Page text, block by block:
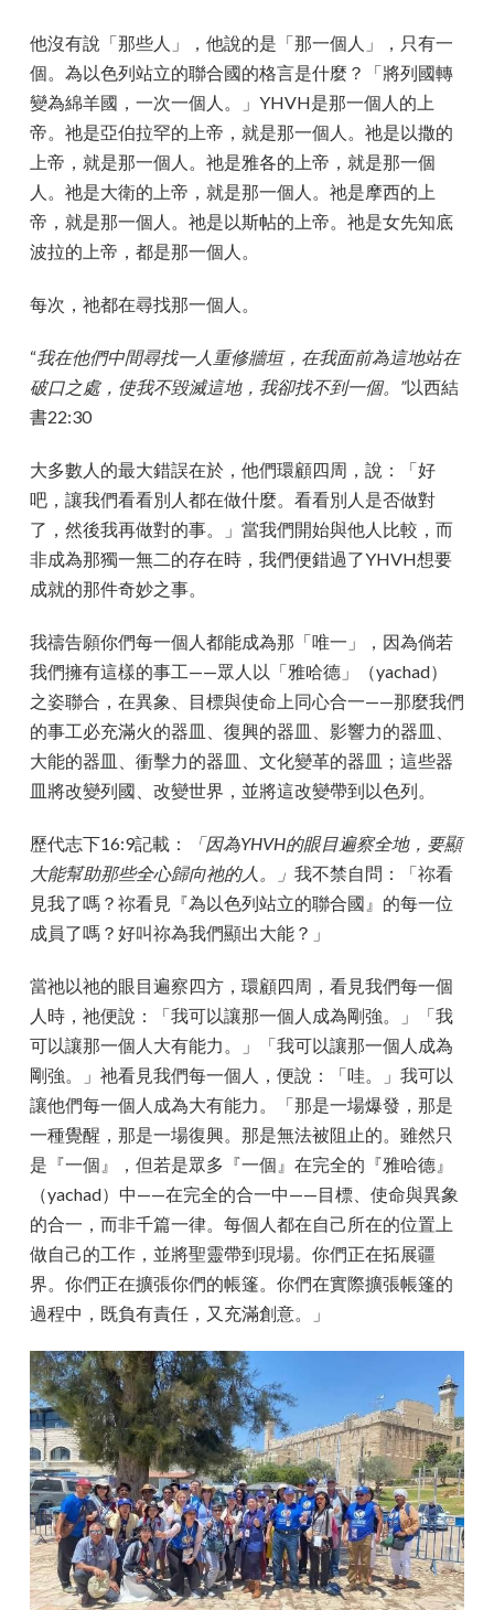
他沒有說「那些人」，他說的是「那一個人」，只有一
個。為以色列站立的聯合國的格言是什麼？「將列國轉
變為綿羊國，一次一個人。」YHVH是那一個人的上
帝。祂是亞伯拉罕的上帝，就是那一個人。祂是以撒的
上帝，就是那一個人。祂是雅各的上帝，就是那一個
人。祂是大衛的上帝，就是那一個人。祂是摩西的上
帝，就是那一個人。祂是以斯帖的上帝。祂是女先知底
波拉的上帝，都是那一個人。
每次，祂都在尋找那一個人。
“我在他們中間尋找一人重修牆垣，在我面前為這地站在
破口之處，使我不毀滅這地，我卻找不到一個。”以西結
書22:30
大多數人的最大錯誤在於，他們環顧四周，說：「好
吧，讓我們看看別人都在做什麼。看看別人是否做對
了，然後我再做對的事。」當我們開始與他人比較，而
非成為那獨一無二的存在時，我們便錯過了YHVH想要
成就的那件奇妙之事。
我禱告願你們每一個人都能成為那「唯一」，因為倘若
我們擁有這樣的事工——眾人以「雅哈德」（yachad）
之姿聯合，在異象、目標與使命上同心合一——那麼我們
的事工必充滿火的器皿、復興的器皿、影響力的器皿、
大能的器皿、衝擊力的器皿、文化變革的器皿；這些器
皿將改變列國、改變世界，並將這改變帶到以色列。
歷代志下16:9記載：
「因為YHVH的眼目遍察全地，要顯
大能幫助那些全心歸向祂的人。」 我不禁自問：「祢看
見我了嗎？祢看見『為以色列站立的聯合國』的每一位
成員了嗎？好叫祢為我們顯出大能？」
當祂以祂的眼目遍察四方，環顧四周，看見我們每一個
人時，祂便說：「我可以讓那一個人成為剛強。」「我
可以讓那一個人大有能力。」「我可以讓那一個人成為
剛強。」祂看見我們每一個人，便說：「哇。」我可以
讓他們每一個人成為大有能力。「那是一場爆發，那是
一種覺醒，那是一場復興。那是無法被阻止的。雖然只
是『一個』，但若是眾多『一個』在完全的『雅哈德』
（yachad）中——在完全的合一中——目標、使命與異象
的合一，而非千篇一律。每個人都在自己所在的位置上
做自己的工作，並將聖靈帶到現場。你們正在拓展疆
界。你們正在擴張你們的帳篷。你們在實際擴張帳篷的
過程中，既負有責任，又充滿創意。」